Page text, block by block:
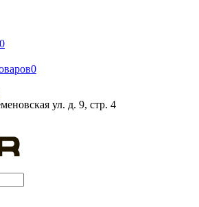
0
0
ул. д. 9, стр. 4